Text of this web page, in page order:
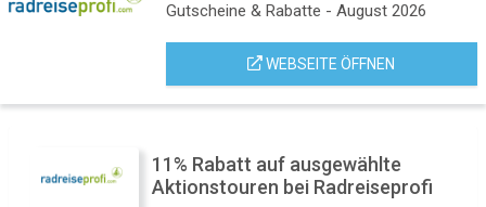
Gutscheine & Rabatte - August 2026
WEBSEITE ÖFFNEN
11% Rabatt auf ausgewählte
Aktionstouren bei Radreiseprofi